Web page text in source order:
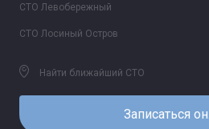
СТО Левобережный
СТО Лосиный Остров
Найти ближайший СТО
Записаться